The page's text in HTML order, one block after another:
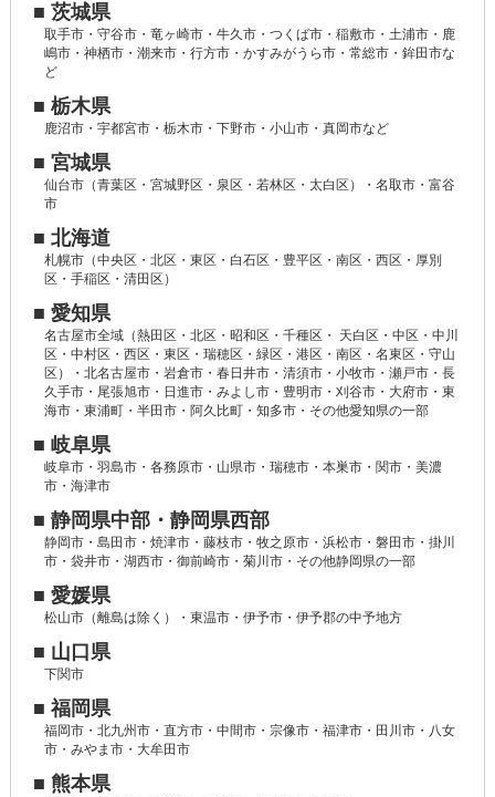
■ 茨城県
取手市・守谷市・竜ヶ崎市・牛久市・つくば市・稲敷市・土浦市・鹿
嶋市・神栖市・潮来市・行方市・かすみがうら市・常総市・鉾田市な
ど
■ 栃木県
鹿沼市・宇都宮市・栃木市・下野市・小山市・真岡市など
■ 宮城県
仙台市（青葉区・宮城野区・泉区・若林区・太白区）・名取市・富谷
市
■ 北海道
札幌市（中央区・北区・東区・白石区・豊平区・南区・西区・厚別
区・手稲区・清田区）
■ 愛知県
名古屋市全域（熱田区・北区・昭和区・千種区・ 天白区・中区・中川
区・中村区・西区・東区・瑞穂区・緑区・港区・南区・名東区・守山
区）・北名古屋市・岩倉市・春日井市・清須市・小牧市・瀬戸市・長
久手市・尾張旭市・日進市・みよし市・豊明市・刈谷市・大府市・東
海市・東浦町・半田市・阿久比町・知多市・その他愛知県の一部
■ 岐阜県
岐阜市・羽島市・各務原市・山県市・瑞穂市・本巣市・関市・美濃
市・海津市
■ 静岡県中部・静岡県西部
静岡市・島田市・焼津市・藤枝市・牧之原市・浜松市・磐田市・掛川
市・袋井市・湖西市・御前崎市・菊川市・その他静岡県の一部
■ 愛媛県
松山市（離島は除く）・東温市・伊予市・伊予郡の中予地方
■ 山口県
下関市
■ 福岡県
福岡市・北九州市・直方市・中間市・宗像市・福津市・田川市・八女
市・みやま市・大牟田市
■ 熊本県